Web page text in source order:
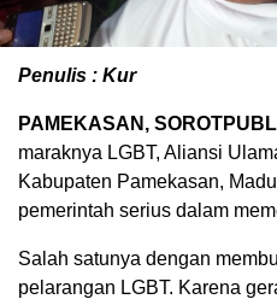
Penulis : Kur
PAMEKASAN,
maraknya LGBT, Aliansi
Kabupaten Pamekasan,
pemerintah serius dalam
Salah satunya dengan
pelarangan LGBT. Karena